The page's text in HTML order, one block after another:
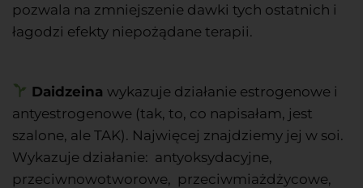
pozwala na zmniejszenie dawki tych ostatnich i
łagodzi efekty niepożądane terapii.
Daidzeinawykazuje działanie estrogenowe i
antyestrogenowe (tak, to, co napisałam, jest
szalone, ale TAK). Najwięcej znajdziemy jej w soi.
Wykazuje działanie: antyoksydacyjne,
przeciwnowotworowe, przeciwmiażdżycowe,